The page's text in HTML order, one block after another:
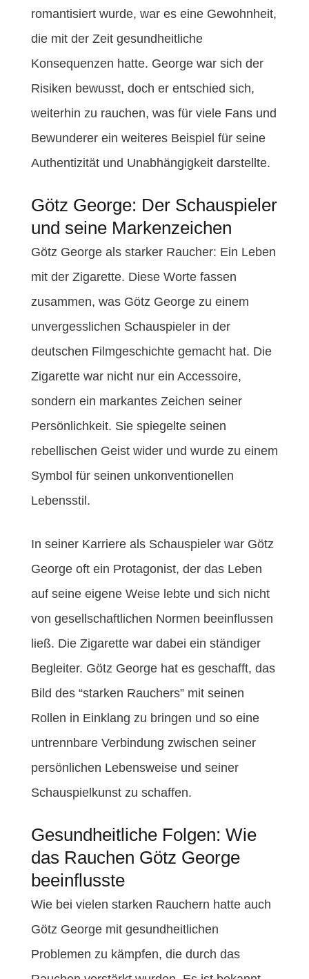
romantisiert wurde, war es eine Gewohnheit,
die mit der Zeit gesundheitliche
Konsequenzen hatte. George war sich der
Risiken bewusst, doch er entschied sich,
weiterhin zu rauchen, was für viele Fans und
Bewunderer ein weiteres Beispiel für seine
Authentizität und Unabhängigkeit darstellte.
Götz George: Der Schauspieler
und seine Markenzeichen
Götz George als starker Raucher: Ein Leben
mit der Zigarette. Diese Worte fassen
zusammen, was Götz George zu einem
unvergesslichen Schauspieler in der
deutschen Filmgeschichte gemacht hat. Die
Zigarette war nicht nur ein Accessoire,
sondern ein markantes Zeichen seiner
Persönlichkeit. Sie spiegelte seinen
rebellischen Geist wider und wurde zu einem
Symbol für seinen unkonventionellen
Lebensstil.
In seiner Karriere als Schauspieler war Götz
George oft ein Protagonist, der das Leben
auf seine eigene Weise lebte und sich nicht
von gesellschaftlichen Normen beeinflussen
ließ. Die Zigarette war dabei ein ständiger
Begleiter. Götz George hat es geschafft, das
Bild des “starken Rauchers” mit seinen
Rollen in Einklang zu bringen und so eine
untrennbare Verbindung zwischen seiner
persönlichen Lebensweise und seiner
Schauspielkunst zu schaffen.
Gesundheitliche Folgen: Wie
das Rauchen Götz George
beeinflusste
Wie bei vielen starken Rauchern hatte auch
Götz George mit gesundheitlichen
Problemen zu kämpfen, die durch das